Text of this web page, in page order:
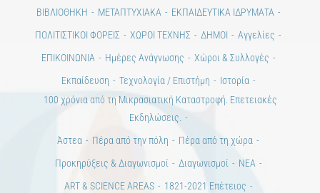
ΒΙΒΛΙΟΘΗΚΗ
ΜΕΤΑΠΤΥΧΙΑΚΑ
ΕΚΠΑΙΔΕΥΤΙΚΑ ΙΔΡΥΜΑΤΑ
ΠΟΛΙΤΙΣΤΙΚΟΙ ΦΟΡΕΙΣ
ΧΩΡΟΙ ΤΕΧΝΗΣ ΔΗΜΟΙ
Αγγελίες
ΕΠΙΚΟΙΝΩΝΙΑ
Ημέρες Ανάγνωσης
Χώροι & Συλλογές
Εκπαίδευση
Τεχνολογία / Επιστήμη
Ιστορία
100 χρόνια από τη Μικρασιατική Καταστροφή. Επετειακές
Εκδηλώσεις.
Άστεα
Πέρα από την πόλη
Πέρα από τη χώρα
Προκηρύξεις & Διαγωνισμοί
Διαγωνισμοί
ΝΕΑ
ART & SCIENCE AREAS
1821-2021 Επέτειος